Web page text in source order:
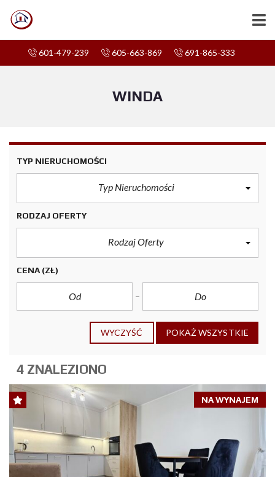
601-479-239 605-663-869 691-865-333
WINDA
TYP NIERUCHOMOŚCI
Typ Nieruchomości
RODZAJ OFERTY
Rodzaj Oferty
CENA (ZŁ)
WYCZYŚĆ POKAŻ WSZYSTKIE
4 ZNALEZIONO
NA WYNAJEM